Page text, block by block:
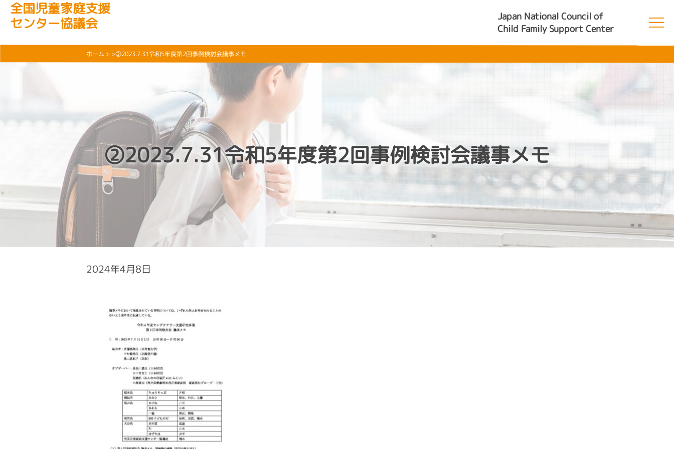
全国児童家庭支援
センター協議会
Japan National Council of
Child Family Support Center
ホーム > >②2023.7.31令和5年度第2回事例検討会議事メモ
②2023.7.31令和5年度第2回事例検討会議事メモ
2024年4月8日